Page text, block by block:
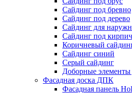
Сайдинг под бревно
Сайдинг под дерево
Сайдинг для
Сайдинг под
Коричневый
Сайдинг синий
Серый сайдинг
Доборные элементы
Фасадная доска ДПК
Фасадная панель